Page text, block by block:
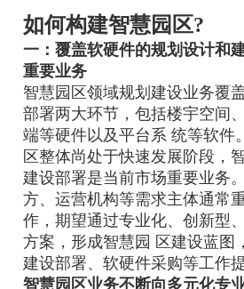
如何构建智慧园区?
一：覆盖软硬件的规划设计和
重要业务
智慧园区领域规划建设业务覆
部署两大环节，包括楼宇空间
端等硬件以及平台系 统等软件
区整体尚处于快速发展阶段，
建设部署是当前市场重要业务
方、运营机构等需求主体通常
作，期望通过专业化、创新型
方案，形成智慧园 区建设蓝图
建设部署、软硬件采购等工作
智慧园区业务不断向多元化专